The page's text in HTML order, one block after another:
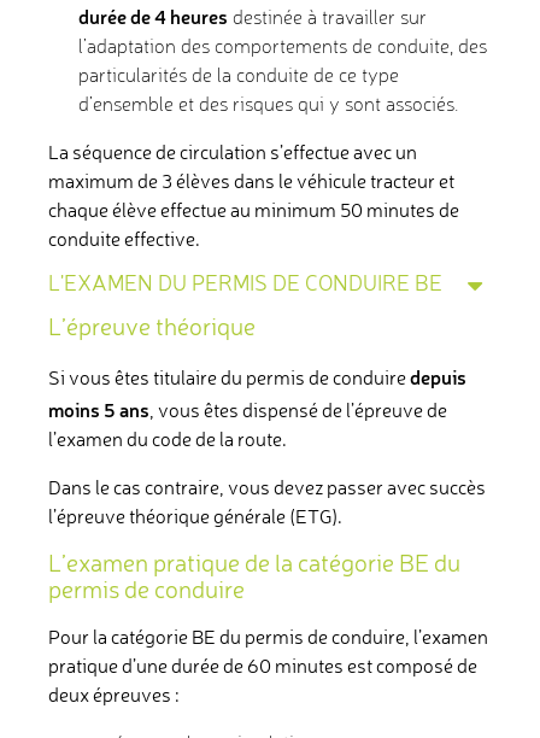
durée de 4 heures destinée à travailler sur
l’adaptation des comportements de conduite, des
particularités de la conduite de ce type
d’ensemble et des risques qui y sont associés.
La séquence de circulation s’effectue avec un
maximum de 3 élèves dans le véhicule tracteur et
chaque élève effectue au minimum 50 minutes de
conduite effective.
L'EXAMEN DU PERMIS DE CONDUIRE BE
L’épreuve théorique
Si vous êtes titulaire du permis de conduiredepuis
moins 5 ans, vous êtes dispensé de l’épreuve de
l’examen du code de la route.
Dans le cas contraire, vous devez passer avec succès
l’épreuve théorique générale (ETG).
L’examen pratique de la catégorie BE du
permis de conduire
Pour la catégorie BE du permis de conduire, l’examen
pratique d’une durée de 60 minutes est composé de
deux épreuves :